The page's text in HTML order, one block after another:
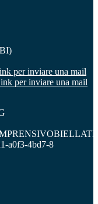
per inviare una mail
per inviare una mail
a0f3-4bd7-8